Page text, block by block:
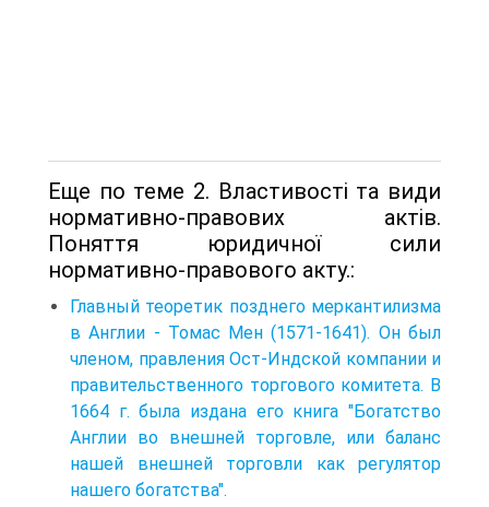
Еще по теме 2. Властивості та види
нормативно-правових актів.
Поняття юридичної сили
нормативно-правового акту.:
Главный теоретик позднего меркантилизма
в Англии - Томас Мен (1571-1641). Он был
членом, правления Ост-Индской компании и
правительственного торгового комитета. В
1664 г. была издана его книга "Богатство
Англии во внешней торговле, или баланс
нашей внешней торговли как регулятор
нашего богатства".